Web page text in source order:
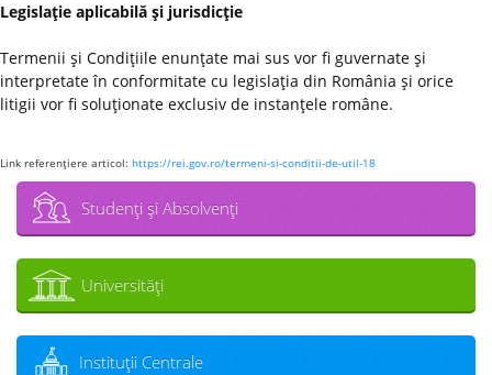
Legislaţie aplicabilă şi jurisdicţie
Termenii şi Condiţiile enunţate mai sus vor fi guvernate şi
interpretate în conformitate cu legislaţia din România şi orice
litigii vor fi soluţionate exclusiv de instanţele române.
Link referenţiere articol: https://rei.gov.ro/termeni-si-conditii-de-util-18
Studenţi şi Absolvenţi
Universităţi
Instituţii Centrale